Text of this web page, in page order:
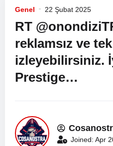
Genel 22 Şubat 2025
RT
reklamsız ve
izleyebilirsiniz.
Prestige…
Joined: Apr